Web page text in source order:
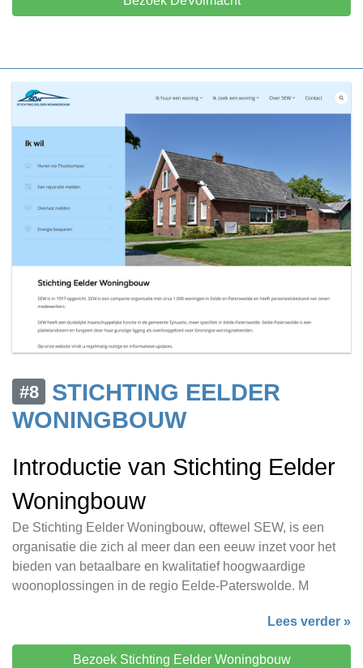
#8
STICHTING EELDER
WONINGBOUW
Introductie van Stichting Eelder
Woningbouw
De Stichting Eelder Woningbouw, oftewel SEW, is een
organisatie die zich al meer dan een eeuw inzet voor het
bieden van betaalbare en kwalitatief hoogwaardige
woonoplossingen in de regio Eelde-Paterswolde. M
Lees verder »
Bezoek Stichting Eelder Woningbouw